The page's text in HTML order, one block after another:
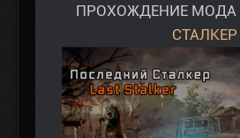
ПРОХОЖДЕНИЕ МОДА
СТАЛКЕР